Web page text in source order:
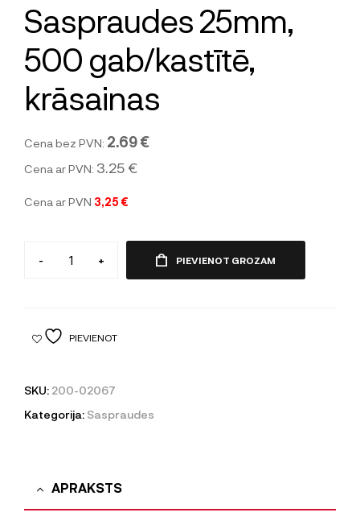
Saspraudes 25mm,
500 gab/kastītē,
krāsainas
Cena bez PVN: 2.69 €
Cena ar PVN: 3.25 €
Cena ar PVN 3,25 €
- + PIEVIENOT GROZAM
PIEVIENOT
SKU: 200-02067
Kategorija: Saspraudes
APRAKSTS